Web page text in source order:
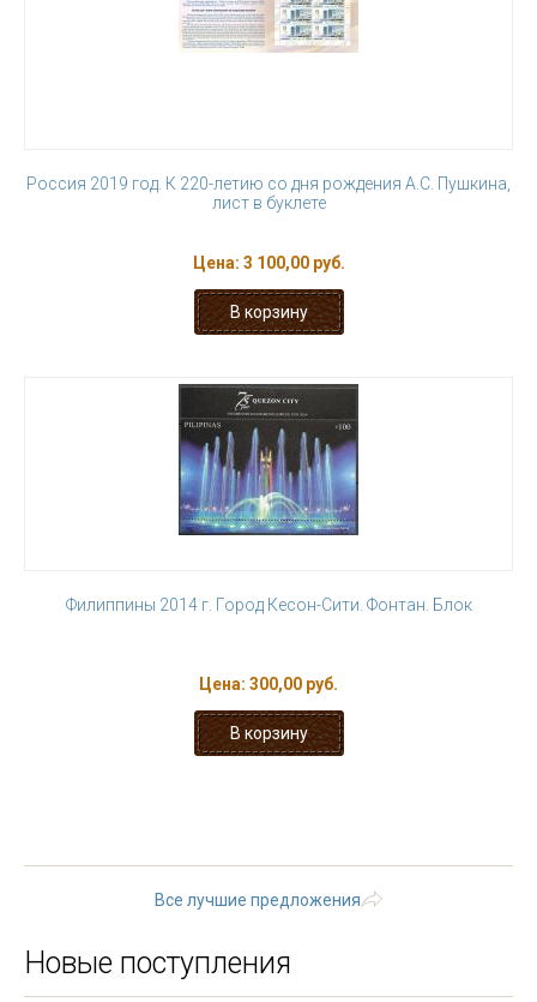
Россия 2019 год. К 220-летию со дня рождения А.С. Пушкина,
лист в буклете
Цена: 3 100,00 руб.
Филиппины 2014 г. Город Кесон-Сити. Фонтан. Блок
Цена: 300,00 руб.
Все лучшие предложения
Новые поступления